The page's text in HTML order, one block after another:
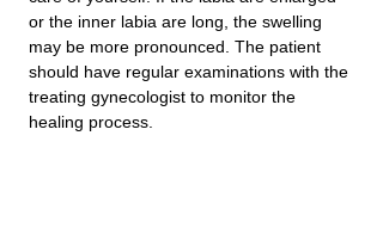
or the inner labia are long, the swelling
may be more pronounced. The patient
should have regular examinations with the
treating gynecologist to monitor the
healing process.